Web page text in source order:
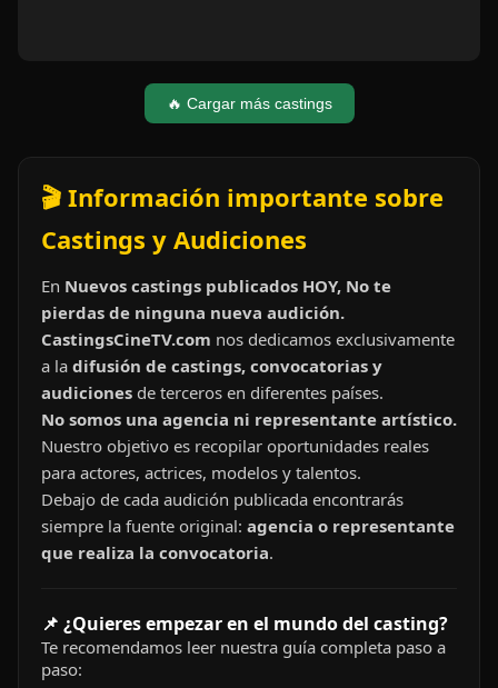
🔥 Cargar más castings
🎬 Información importante sobre
Castings y Audiciones
En Nuevos castings publicados HOY, No te
pierdas de ninguna nueva audición.
CastingsCineTV.com nos dedicamos exclusivamente
a la difusión de castings, convocatorias y
audiciones de terceros en diferentes países.
No somos una agencia ni representante artístico.
Nuestro objetivo es recopilar oportunidades reales
para actores, actrices, modelos y talentos.
Debajo de cada audición publicada encontrarás
siempre la fuente original: agencia o representante
que realiza la convocatoria.
📌 ¿Quieres empezar en el mundo del casting?
Te recomendamos leer nuestra guía completa paso a
paso: